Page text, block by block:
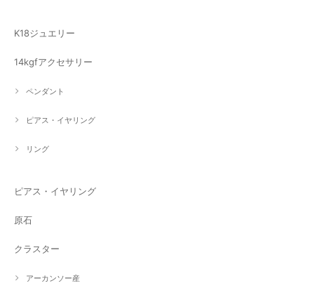
K18ジュエリー
14kgfアクセサリー
ペンダント
ピアス・イヤリング
リング
ピアス・イヤリング
原石
クラスター
アーカンソー産